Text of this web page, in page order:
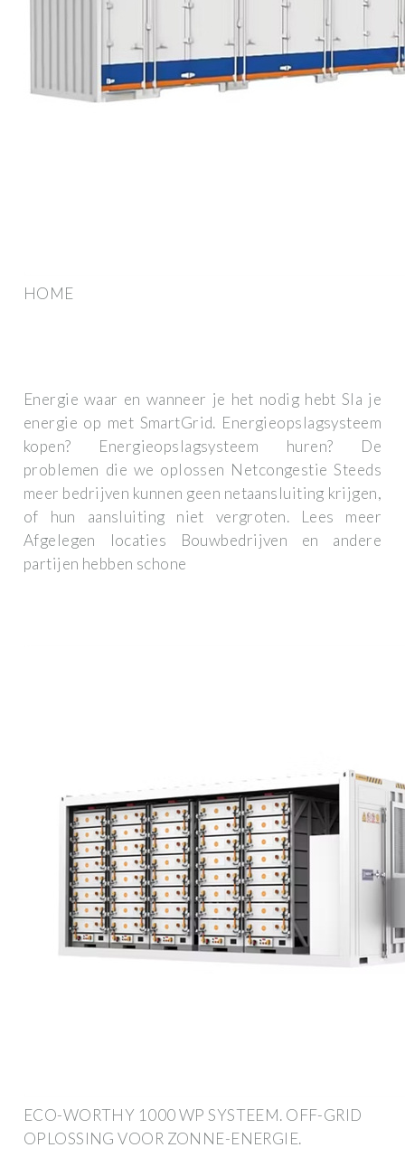
HOME
Energie waar en wanneer je het nodig hebt Sla je
energie op met SmartGrid. Energieopslagsysteem
kopen? Energieopslagsysteem huren? De
problemen die we oplossen Netcongestie Steeds
meer bedrijven kunnen geen netaansluiting krijgen,
of hun aansluiting niet vergroten. Lees meer
Afgelegen locaties Bouwbedrijven en andere
partijen hebben schone
ECO-WORTHY 1000 WP SYSTEEM. OFF-GRID
OPLOSSING VOOR ZONNE-ENERGIE.